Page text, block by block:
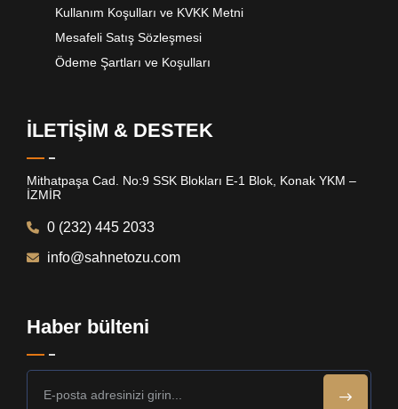
Kullanım Koşulları ve KVKK Metni
Mesafeli Satış Sözleşmesi
Ödeme Şartları ve Koşulları
İLETİŞİM & DESTEK
Mithatpaşa Cad. No:9 SSK Blokları E-1 Blok, Konak YKM –
İZMİR
0 (232) 445 2033
info@sahnetozu.com
Haber bülteni